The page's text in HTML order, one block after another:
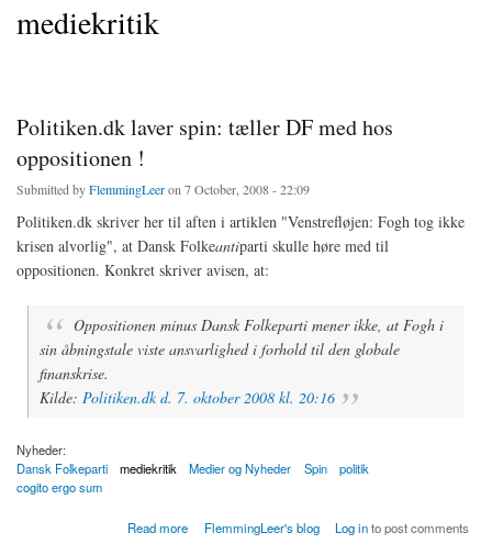
mediekritik
Politiken.dk laver spin: tæller DF med hos
oppositionen !
Submitted byFlemmingLeeron 7 October, 2008 - 22:09
Politiken.dk skriver her til aften i artiklen "Venstrefløjen: Fogh tog ikke
krisen alvorlig", at Dansk Folkeantiparti skulle høre med til
oppositionen. Konkret skriver avisen, at:
Oppositionen minus Dansk Folkeparti mener ikke, at Fogh i
sin åbningstale viste ansvarlighed i forhold til den globale
finanskrise.
Kilde: Politiken.dk d. 7. oktober 2008 kl. 20:16
Nyheder:
Dansk Folkeparti
mediekritik Medier og Nyheder Spin
politik
cogito ergo sum
Read more
about Politiken.dk laver spin: tæller DF med hos oppositionen !
FlemmingLeer's blog Log into post comments